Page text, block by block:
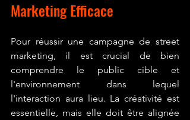
Marketing Efficace
Pour réussir une campagne de street
marketing, il est crucial de bien
comprendre le public cible et
l'environnement dans lequel
l'interaction aura lieu. La créativité est
essentielle, mais elle doit être alignée